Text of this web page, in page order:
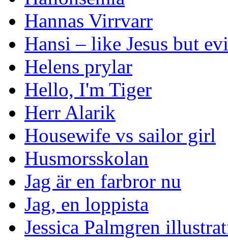
Hannas Virrvarr
Hansi – like Jesus but
Helens prylar
Hello, I'm Tiger
Herr Alarik
Housewife vs sailor girl
Husmorsskolan
Jag är en farbror nu
Jag, en loppista
Jessica Palmgren